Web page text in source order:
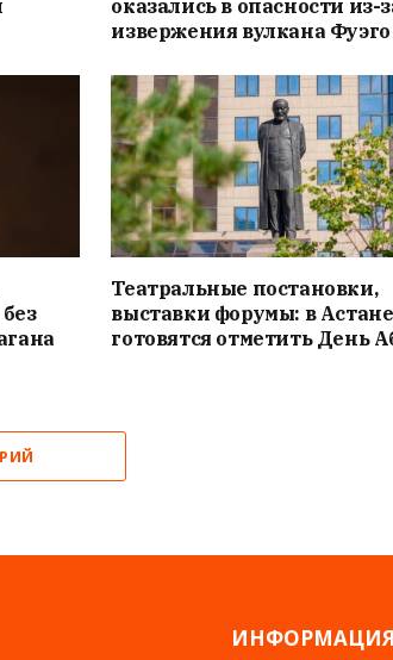
оказались в опасности из-
извержения вулкана Фуэго
Театральные постановки,
выставки форумы: в Астане
готовятся отметить День
ИНФОРМАЦИЯ